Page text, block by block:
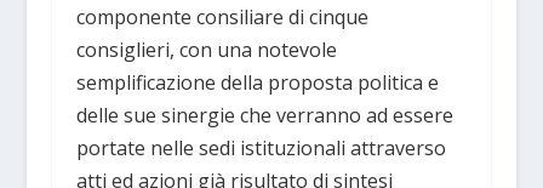
componente consiliare di cinque
consiglieri, con una notevole
semplificazione della proposta politica e
delle sue sinergie che verranno ad essere
portate nelle sedi istituzionali attraverso
atti ed azioni già risultato di sintesi